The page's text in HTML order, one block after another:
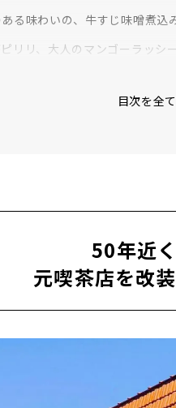
る味わいの、牛すじ味噌煮込
リリ、大人のマンゴーラッシー
50年近
元喫茶店を改